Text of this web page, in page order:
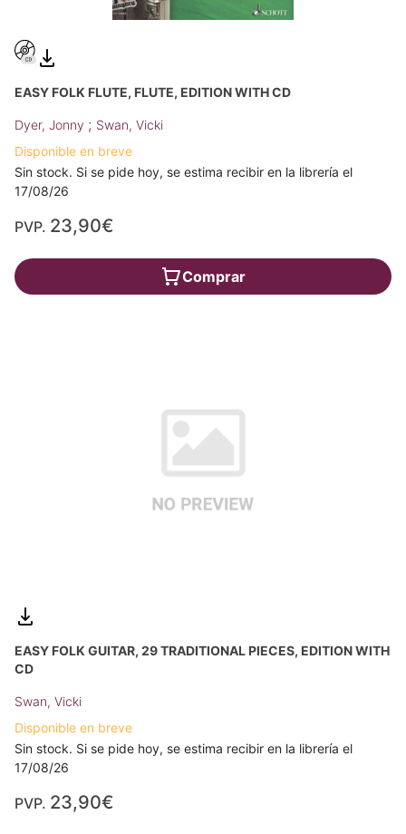
EASY FOLK FLUTE, FLUTE, EDITION WITH CD
Dyer, Jonny ; Swan, Vicki
Disponible en breve
Sin stock. Si se pide hoy, se estima recibir en la librería el
17/08/26
PVP. 23,90€
Comprar
EASY FOLK GUITAR, 29 TRADITIONAL PIECES, EDITION WITH
CD
Swan, Vicki
Disponible en breve
Sin stock. Si se pide hoy, se estima recibir en la librería el
17/08/26
PVP. 23,90€